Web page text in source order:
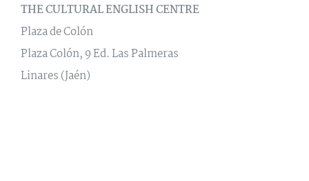
THE CULTURAL ENGLISH CENTRE
Plaza de Colón
Plaza Colón, 9 Ed. Las Palmeras
Linares (Jaén)